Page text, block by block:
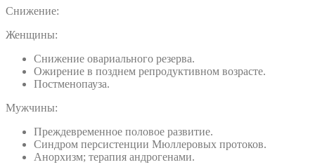
Снижение:
Женщины:
Снижение овариального резерва.
Ожирение в позднем репродуктивном возрасте.
Постменопауза.
Мужчины:
Преждевременное половое развитие.
Синдром персистенции Мюллеровых протоков.
Анорхизм; терапия андрогенами.